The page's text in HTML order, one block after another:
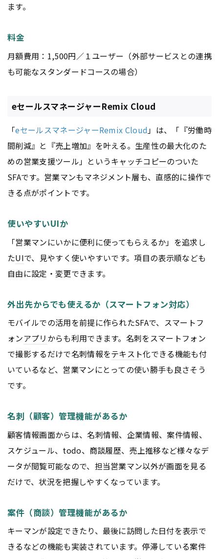
ます。
料金
月額費用：1,500円／１ユーザー（外部サービスとの連携
も可能なスタンダードコースの場合）
eセールスマネージャーRemix Cloud
「eセールスマネージャーRemix Cloud」は、「『労働時
間削減』と『売上増加』を叶える。生産性の最大化のた
めの営業支援ツール」というキャッチコピーのついた
SFAです。営業マンもマネジメント層も、直感的に操作で
きる点がポイントです。
使いやすいUIか
「営業マンにいかに便利に使ってもらえるか」を追求し
たUIで、見やすく使いやすいです。項目の表示順なども
自由に設定・変更できます。
外出先からでも使えるか（スマートフォン対応）
モバイルでの活用を前提に作られたSFAで、スマートフ
ォンアプリ からも利用できます。名刺をスマートフォン
で撮影するだけで名刺情報をテキスト化できる機能も付
いているなど、営業マンにとっての使い勝手も良さそう
です。
名刺（顧客）管理機能があるか
顧客情報画面からは、名刺情報、企業情報、案件情報、
スケジュール、todo、商談履歴、売上推移など様々なデ
ータが閲覧可能なので、担当営業マン以外が画面を見る
だけで、状況を把握しやすくなっています。
案件（商談）管理機能があるか
キーマンが設定できたり、最後に訪問した日付を表示で
きるなどの機能も実装されています。停滞している案件